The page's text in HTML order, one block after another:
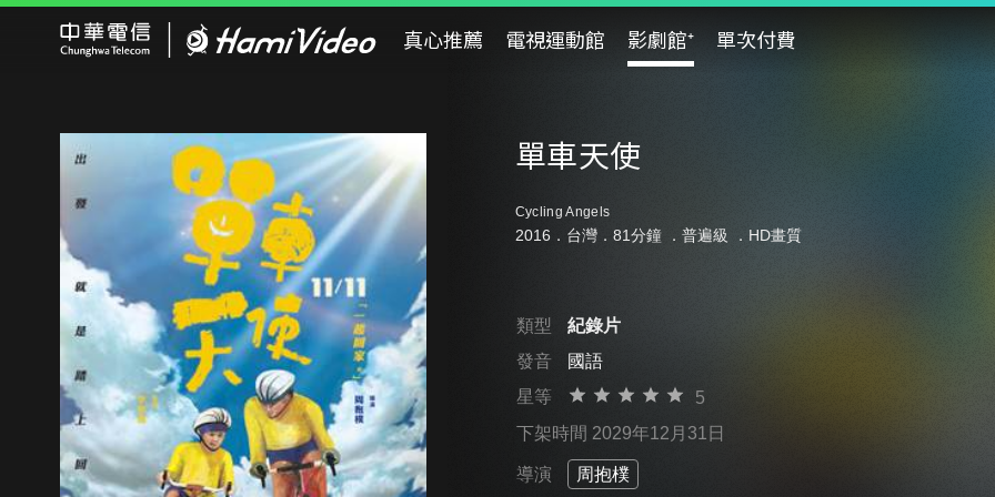
真心推薦 電視運動館 影劇館⁺ 單次付費
單車天使
Cycling Angels
2016．台灣．81分鐘 ． 普遍級 ．HD畫質
類型
紀錄片
發音
國語
星等
5
下架時間 2029年12月31日
導演 周抱樸